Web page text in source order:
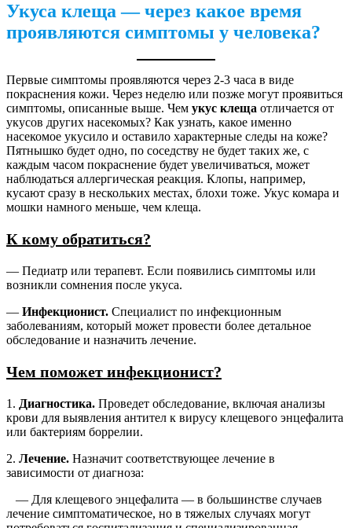
Укуса клеща—через какое время
проявляются симптомы у человека?
Первые симптомы проявляются через 2-3 часа в виде
покраснения кожи. Через неделю или позже могут проявиться
симптомы, описанные выше. Чем укус клеща отличается от
укусов других насекомых? Как узнать, какое именно
насекомое укусило и оставило характерные следы на коже?
Пятнышко будет одно, по соседству не будет таких же, с
каждым часом покраснение будет увеличиваться, может
наблюдаться аллергическая реакция. Клопы, например,
кусают сразу в нескольких местах, блохи тоже. Укус комара и
мошки намного меньше, чем клеща.
К кому обратиться?
— Педиатр или терапевт. Если появились симптомы или
возникли сомнения после укуса.
— Инфекционист. Специалист по инфекционным
заболеваниям, который может провести более детальное
обследование и назначить лечение.
Чем поможет инфекционист?
1. Диагностика. Проведет обследование, включая анализы
крови для выявления антител к вирусу клещевого энцефалита
или бактериям боррелии.
2. Лечение. Назначит соответствующее лечение в
зависимости от диагноза:
— Для клещевого энцефалита — в большинстве случаев
лечение симптоматическое, но в тяжелых случаях могут